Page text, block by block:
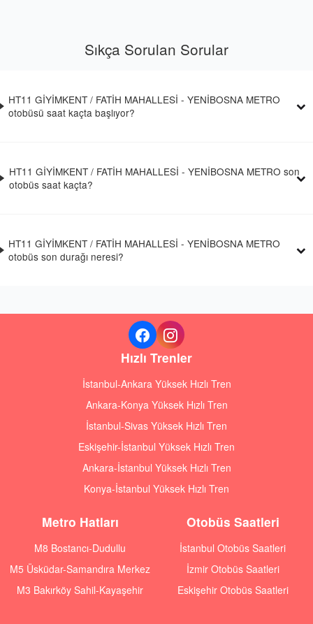
Sıkça Sorulan Sorular
HT11 GİYİMKENT / FATİH MAHALLESİ - YENİBOSNA METRO
otobüsü saat kaçta başlıyor?
HT11 GİYİMKENT / FATİH MAHALLESİ - YENİBOSNA METRO son
otobüs saat kaçta?
HT11 GİYİMKENT / FATİH MAHALLESİ - YENİBOSNA METRO
otobüs son durağı neresi?
Hızlı Trenler
İstanbul-Ankara Yüksek Hızlı Tren
Ankara-Konya Yüksek Hızlı Tren
İstanbul-Sivas Yüksek Hızlı Tren
Eskişehir-İstanbul Yüksek Hızlı Tren
Ankara-İstanbul Yüksek Hızlı Tren
Konya-İstanbul Yüksek Hızlı Tren
Metro Hatları
M8 Bostancı-Dudullu
M5 Üsküdar-Samandıra Merkez
M3 Bakırköy Sahil-Kayaşehir
Otobüs Saatleri
İstanbul Otobüs Saatleri
İzmir Otobüs Saatleri
Eskişehir Otobüs Saatleri